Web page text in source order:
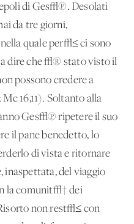
di Ges√π. Desolati
da tre giorni,
quale per√≤ ci sono
dire che √® stato visto il
possono credere a
16,11). Soltanto alla
Ges√π ripetere il suo
il pane benedetto, lo
di vista e ritornare
del viaggio
la comunit√† dei
non rest√≤ con